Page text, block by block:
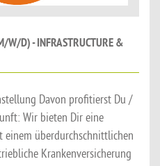
W/D) - INFRASTRUCTURE &
Davon profitierst Du /
Wir bieten Dir eine
überdurchschnittlichen
Krankenversicherung